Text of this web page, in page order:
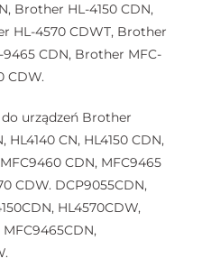
Brother HL-4150 CDN,
HL-4570 CDWT, Brother
CDN, Brother MFC-
CDW.
urządzeń Brother
CN, HL4150 CDN,
CDN, MFC9465
CDW. DCP9055CDN,
HL4570CDW,